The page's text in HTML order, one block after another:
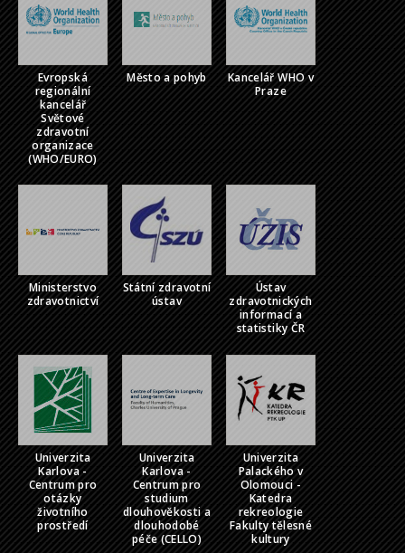
Evropská
regionální
kancelář
Světové
zdravotní
organizace
(WHO/EURO)
Město a pohyb
Kancelář WHO v
Praze
Ministerstvo
zdravotnictví
Státní zdravotní
ústav
Ústav
zdravotnických
informací a
statistiky ČR
Univerzita
Karlova -
Centrum pro
otázky
životního
prostředí
Univerzita
Karlova -
Centrum pro
studium
dlouhověkosti a
dlouhodobé
péče (CELLO)
Univerzita
Palackého v
Olomouci -
Katedra
rekreologie
Fakulty tělesné
kultury